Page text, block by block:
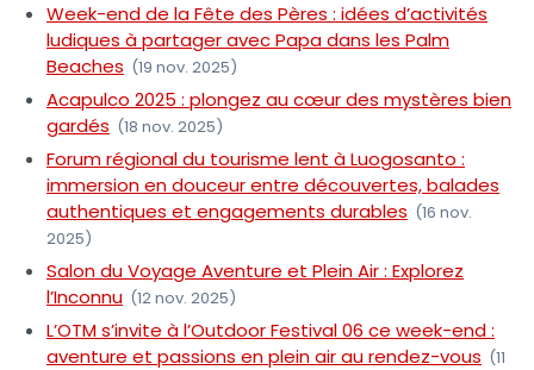
Week-end de la Fête des Pères : idées d’activités
ludiques à partager avec Papa dans les Palm
Beaches (19 nov. 2025)
Acapulco 2025 : plongez au cœur des mystères bien
gardés (18 nov. 2025)
Forum régional du tourisme lent à Luogosanto :
immersion en douceur entre découvertes, balades
authentiques et engagements durables (16 nov.
2025)
Salon du Voyage Aventure et Plein Air : Explorez
l’Inconnu (12 nov. 2025)
L’OTM s’invite à l’Outdoor Festival 06 ce week-end :
aventure et passions en plein air au rendez-vous (11